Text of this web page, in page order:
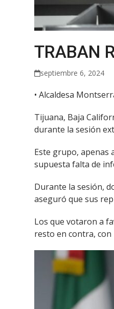
TRABAN
septiembre 6, 2024
• Alcaldesa
Tijuana, Baja
durante la sesión
Este grupo, apenas
supuesta falta de
Durante la sesión,
aseguró que sus
Los que votaron a
resto en contra, con